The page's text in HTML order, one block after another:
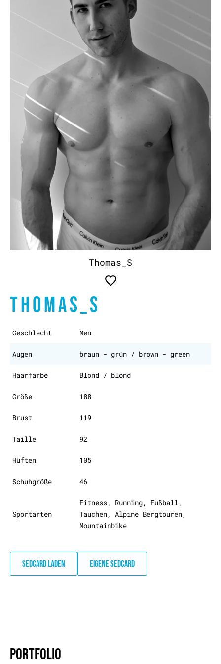
Thomas_S
THOMAS_S
Geschlecht Men
Augen braun - grün / brown - green
Haarfarbe Blond / blond
Größe 188
Brust 119
Taille 92
Hüften 105
Schuhgröße 46
Sportarten
Fitness, Running, Fußball,
Tauchen, Alpine Bergtouren,
Mountainbike
SEDCARD LADEN EIGENE SEDCARD
PORTFOLIO